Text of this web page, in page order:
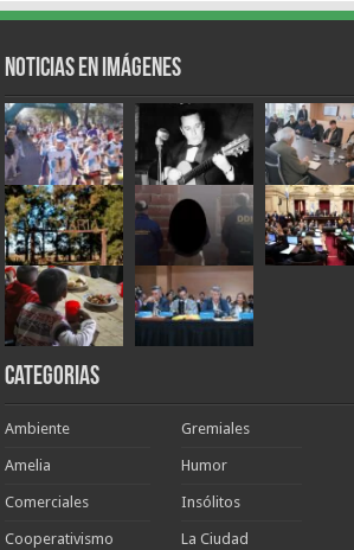
Noticias en Imágenes
Categorias
Ambiente
Amelia
Comerciales
Cooperativismo
Gremiales
Humor
Insólitos
La Ciudad